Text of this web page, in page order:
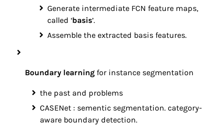
Generate intermediate FCN feature maps,
called ‘basis’.
Assemble the extracted basis features.
Boundary learning for instance segmentation
the past and problems
CASENet : sementic segmentation. category-
aware boundary detection.